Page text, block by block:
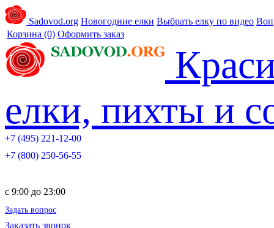
Sadovod.org Новогодние елки Выбрать елку по видео
Корзина (0) Оформить заказ
елки, пихты и
+7 (495) 221-12-00
+7 (800) 250-56-55
c 9:00 до 23:00
Задать вопрос
Заказать звонок